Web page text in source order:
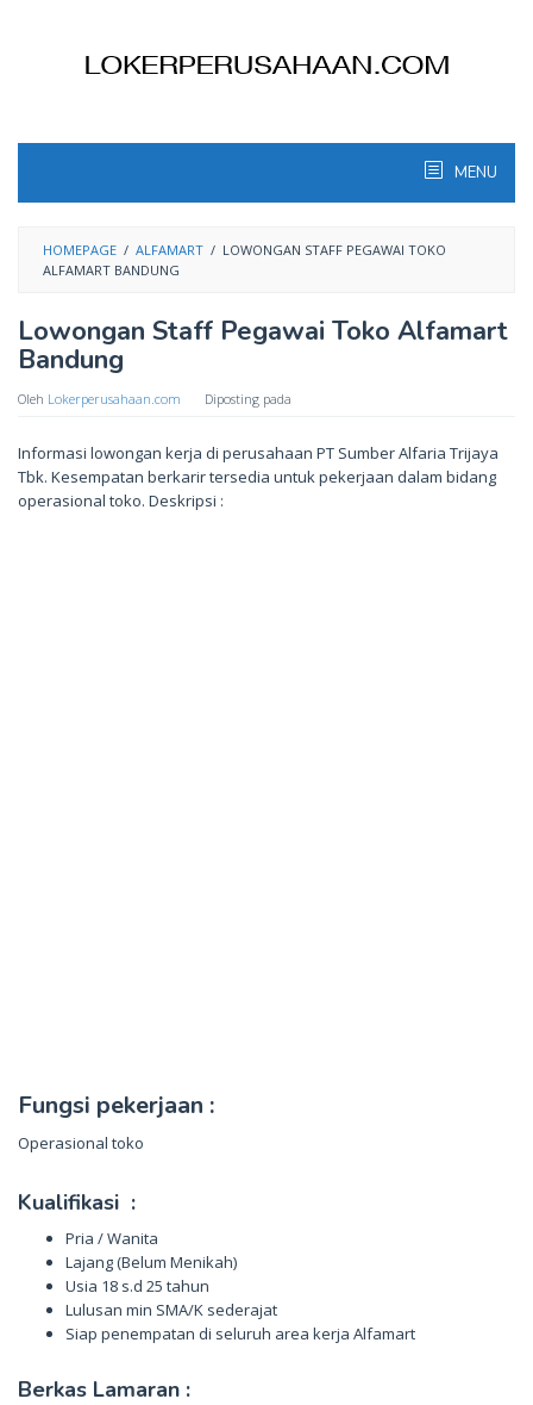
MENU
HOMEPAGE / ALFAMART / LOWONGAN STAFF PEGAWAI TOKO
ALFAMART BANDUNG
Lowongan Staff Pegawai Toko Alfamart
Bandung
Oleh Lokerperusahaan.com Diposting pada
Informasi lowongan kerja di perusahaan PT Sumber Alfaria Trijaya
Tbk. Kesempatan berkarir tersedia untuk pekerjaan dalam bidang
operasional toko. Deskripsi :
Fungsi pekerjaan :
Operasional toko
Kualifikasi :
Pria / Wanita
Lajang (Belum Menikah)
Usia 18 s.d 25 tahun
Lulusan min SMA/K sederajat
Siap penempatan di seluruh area kerja Alfamart
Berkas Lamaran :